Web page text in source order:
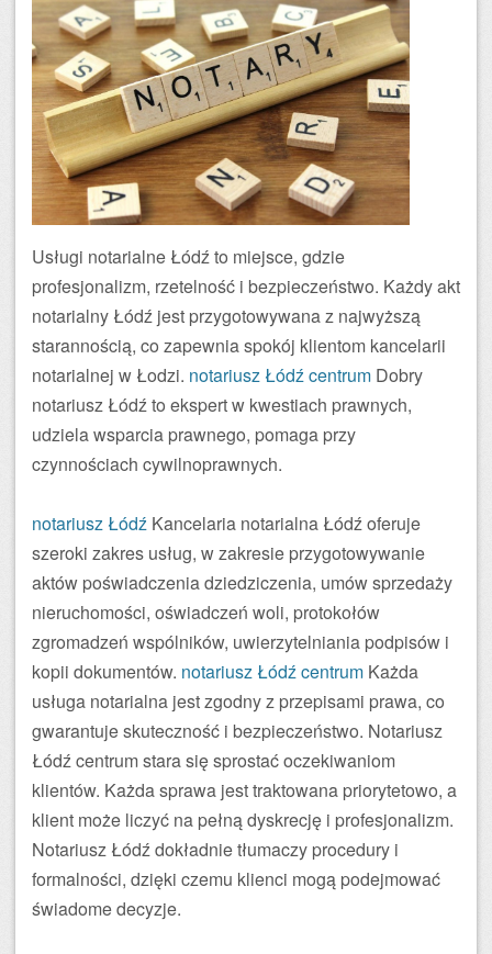
Usługi notarialne Łódź to miejsce, gdzie
profesjonalizm, rzetelność i bezpieczeństwo. Każdy akt
notarialny Łódź jest przygotowywana z najwyższą
starannością, co zapewnia spokój klientom kancelarii
notarialnej w Łodzi. notariusz Łódź centrum Dobry
notariusz Łódź to ekspert w kwestiach prawnych,
udziela wsparcia prawnego, pomaga przy
czynnościach cywilnoprawnych.
notariusz Łódź Kancelaria notarialna Łódź oferuje
szeroki zakres usług, w zakresie przygotowywanie
aktów poświadczenia dziedziczenia, umów sprzedaży
nieruchomości, oświadczeń woli, protokołów
zgromadzeń wspólników, uwierzytelniania podpisów i
kopii dokumentów. notariusz Łódź centrum Każda
usługa notarialna jest zgodny z przepisami prawa, co
gwarantuje skuteczność i bezpieczeństwo. Notariusz
Łódź centrum stara się sprostać oczekiwaniom
klientów. Każda sprawa jest traktowana priorytetowo, a
klient może liczyć na pełną dyskrecję i profesjonalizm.
Notariusz Łódź dokładnie tłumaczy procedury i
formalności, dzięki czemu klienci mogą podejmować
świadome decyzje.